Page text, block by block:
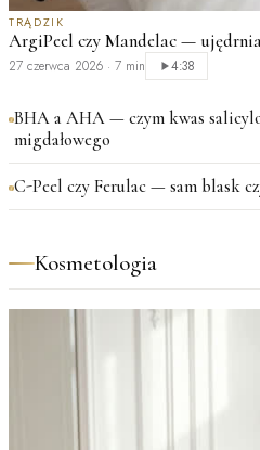
TRĄDZIK
ArgiPeel czy Mandelac —
27 czerwca 2026 · 7 min 4:38
BHA a AHA — czym kwas
migdałowego
C-Peel czy Ferulac — sam blask
Kosmetologia